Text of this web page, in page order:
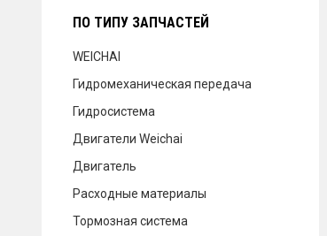
СЕРВИС
ПО ТИПУ ЗАПЧАСТЕЙ
WEICHAI
Гидромеханическая передача
Гидросистема
Двигатели Weichai
Двигатель
Расходные материалы
Тормозная система